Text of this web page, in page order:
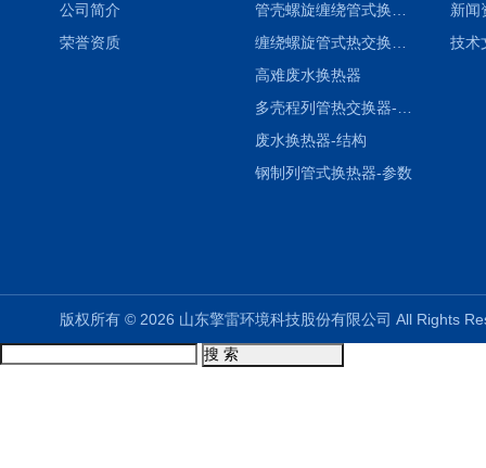
公司简介
荣誉资质
高难废水换热器
废水换热器-结构
钢制列管式换热器-参数
新闻
技术
版权所有 © 2026 山东擎雷环境科技股份有限公司 All